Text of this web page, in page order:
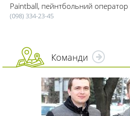
Paintball, пейнтбольний оператор
(098) 334-23-45
Команди